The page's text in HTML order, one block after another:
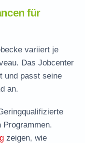
für
variiert je
Das Jobcenter
und passt seine
an.
Programmen.
zeigen, wie